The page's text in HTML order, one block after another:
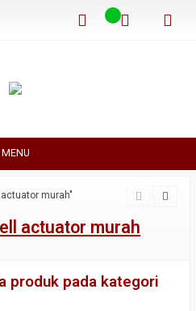
MENU
murah"
actuator murah
produk pada kategori